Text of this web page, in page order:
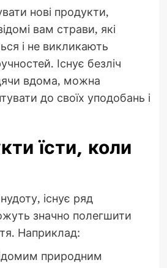
нові продукти,
вам страви, які
і не викликають
Існує безліч
вдома, можна
до своїх уподобань і
їсти, коли
існує ряд
значно полегшити
Наприклад:
природним